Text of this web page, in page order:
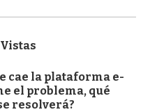
cae la plataforma e-
el problema, qué
resolverá?